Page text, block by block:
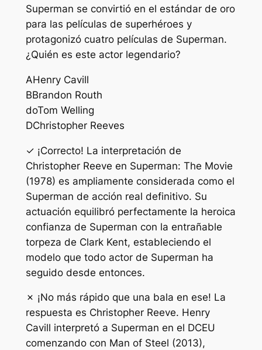
Superman se convirtió en el estándar de oro
para las películas de superhéroes y
protagonizó cuatro películas de Superman.
¿Quién es este actor legendario?
AHenry Cavill
BBrandon Routh
doTom Welling
DChristopher Reeves
✓ ¡Correcto! La interpretación de
Christopher Reeve en Superman: The Movie
(1978) es ampliamente considerada como el
Superman de acción real definitivo. Su
actuación equilibró perfectamente la heroica
confianza de Superman con la entrañable
torpeza de Clark Kent, estableciendo el
modelo que todo actor de Superman ha
seguido desde entonces.
✗ ¡No más rápido que una bala en ese! La
respuesta es Christopher Reeve. Henry
Cavill interpretó a Superman en el DCEU
comenzando con Man of Steel (2013),